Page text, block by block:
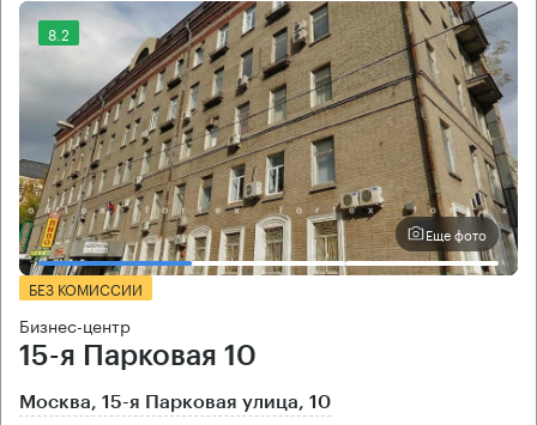
8.2
Еще фото
БЕЗ КОМИССИИ
Бизнес-центр
15-я Парковая 10
Москва, 15-я Парковая улица, 10